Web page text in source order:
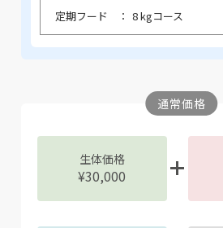
定期フード
8 kgコース
通常価格
生体価格
¥30,000